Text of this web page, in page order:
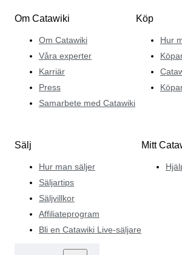
Om Catawiki
Om Catawiki
Våra experter
Karriär
Press
Samarbete med Catawiki
Köp
Hur
Sälj
Hur man säljer
Säljartips
Säljvillkor
Affiliateprogram
Bli en Catawiki Live-säljare
Mitt